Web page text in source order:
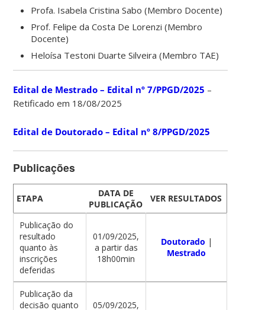
Profa. Isabela Cristina Sabo (Membro Docente)
Prof. Felipe da Costa De Lorenzi (Membro
Docente)
Heloísa Testoni Duarte Silveira (Membro TAE)
Edital de Mestrado – Edital nº 7/PPGD/2025 –
Retificado em 18/08/2025
Edital de Doutorado – Edital nº 8/PPGD/2025
Publicações
ETAPA
DATA DE
PUBLICAÇÃO
VER RESULTADOS
Publicação do
resultado
quanto às
inscrições
deferidas
01/09/2025,
a partir das
18h00min
Doutorado |
Mestrado
Publicação da
decisão quanto
05/09/2025,